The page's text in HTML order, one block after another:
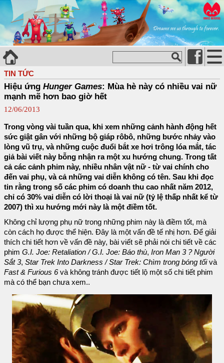
TIN TỨC
Hiệu ứng Hunger Games: Mùa hè này có nhiều vai nữ
mạnh mẽ hơn bao giờ hết
12/06/2013
Trong vòng vài tuần qua, khi xem những cảnh hành động hết
sức giật gân với những bộ giáp rôbô, những bước nhảy vào
lòng vũ trụ, và những cuộc đuổi bắt xe hơi trông lóa mắt, tác
giả bài viết này bỗng nhận ra một xu hướng chung. Trong tất
cả các cảnh phim này, nhiều nhân vật nữ - từ vai chính cho
đến vai phụ, và cả những vai diễn không có tên. Sau khi đọc
tin rằng trong số các phim có doanh thu cao nhất năm 2012,
chỉ có 30% vai diễn có lời thoại là vai nữ (tỷ lệ thấp nhất kể từ
2007) thì xu hướng mới này là một điềm tốt.
Không chỉ lượng phụ nữ trong những phim này là điềm tốt, mà
còn cách họ được thể hiện. Đây là một vấn đề tế nhị hơn. Để giải
thích chi tiết hơn về vấn đề này, bài viết sẽ phải nói chi tiết về các
phim G.I. Joe: Retaliation / G.I. Joe: Báo thù, Iron Man 3 ? Người
Sắt 3, Star Trek Into Darkness / Star Trek: Chìm trong bóng tốivà
Fast & Furious 6và không tránh được tiết lộ một số chi tiết phim
mà có thể bạn chưa xem..